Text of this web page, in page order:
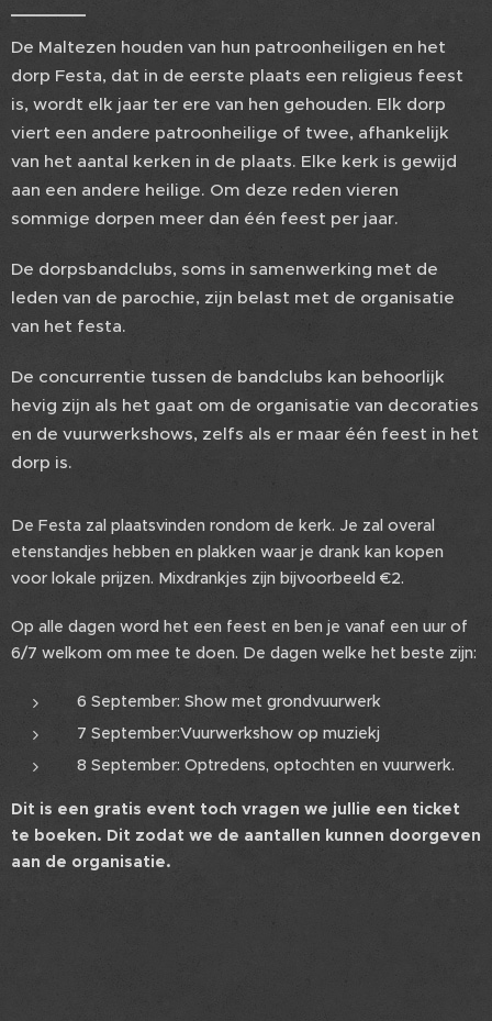
De Maltezen houden van hun patroonheiligen en het
dorp Festa, dat in de eerste plaats een religieus feest
is, wordt elk jaar ter ere van hen gehouden. Elk dorp
viert een andere patroonheilige of twee, afhankelijk
van het aantal kerken in de plaats. Elke kerk is gewijd
aan een andere heilige. Om deze reden vieren
sommige dorpen meer dan één feest per jaar.
De dorpsbandclubs, soms in samenwerking met de
leden van de parochie, zijn belast met de organisatie
van het festa.
De concurrentie tussen de bandclubs kan behoorlijk
hevig zijn als het gaat om de organisatie van decoraties
en de vuurwerkshows, zelfs als er maar één feest in het
dorp is.
De Festa zal plaatsvinden rondom de kerk. Je zal overal
etenstandjes hebben en plakken waar je drank kan kopen
voor lokale prijzen. Mixdrankjes zijn bijvoorbeeld €2.
Op alle dagen word het een feest en ben je vanaf een uur of
6/7 welkom om mee te doen. De dagen welke het beste zijn:
6 September: Show met grondvuurwerk
7 September:Vuurwerkshow op muziekj
8 September: Optredens, optochten en vuurwerk.
Dit is een gratis event toch vragen we jullie een ticket
te boeken. Dit zodat we de aantallen kunnen doorgeven
aan de organisatie.